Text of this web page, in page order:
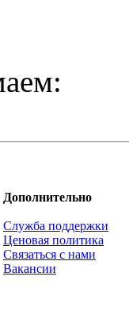
Дополнительно
Служба поддержки
Ценовая политика
Связаться с нами
Вакансии